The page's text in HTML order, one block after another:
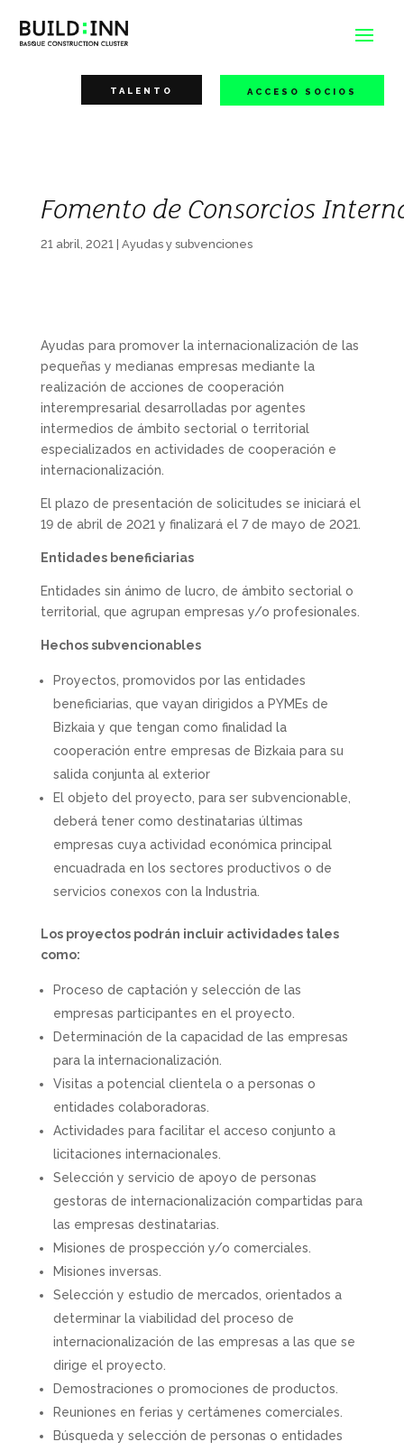
TALENTO ACCESO SOCIOS
Fomento de Consorcios
21 abril, 2021| Ayudas y subvenciones
Ayudas para promover la internacionalización de las
pequeñas y medianas empresas mediante la
realización de acciones de cooperación
interempresarial desarrolladas por agentes
intermedios de ámbito sectorial o territorial
especializados en actividades de cooperación e
internacionalización.
El plazo de presentación de solicitudes se iniciará el
19 de abril de 2021 y finalizará el 7 de mayo de 2021.
Entidades beneficiarias
Entidades sin ánimo de lucro, de ámbito sectorial o
territorial, que agrupan empresas y/o profesionales.
Hechos subvencionables
Proyectos, promovidos por las entidades
beneficiarias, que vayan dirigidos a PYMEs de
Bizkaia y que tengan como finalidad la
cooperación entre empresas de Bizkaia para su
salida conjunta al exterior
El objeto del proyecto, para ser subvencionable,
deberá tener como destinatarias últimas
empresas cuya actividad económica principal
encuadrada en los sectores productivos o de
servicios conexos con la Industria.
Los proyectos podrán incluir actividades tales
como:
Proceso de captación y selección de las
empresas participantes en el proyecto.
Determinación de la capacidad de las empresas
para la internacionalización.
Visitas a potencial clientela o a personas o
entidades colaboradoras.
Actividades para facilitar el acceso conjunto a
licitaciones internacionales.
Selección y servicio de apoyo de personas
gestoras de internacionalización compartidas para
las empresas destinatarias.
Misiones de prospección y/o comerciales.
Misiones inversas.
Selección y estudio de mercados, orientados a
determinar la viabilidad del proceso de
internacionalización de las empresas a las que se
dirige el proyecto.
Demostraciones o promociones de productos.
Reuniones en ferias y certámenes comerciales.
Búsqueda y selección de personas o entidades